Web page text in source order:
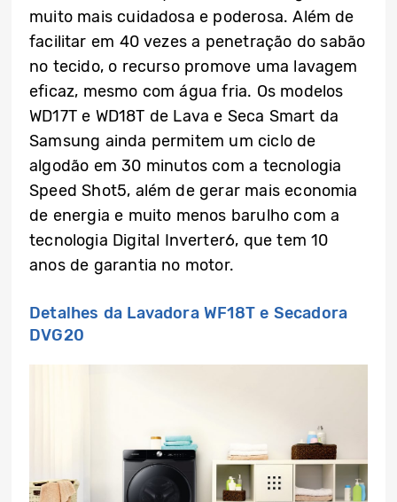
muito mais cuidadosa e poderosa. Além de
facilitar em 40 vezes a penetração do sabão
no tecido, o recurso promove uma lavagem
eficaz, mesmo com água fria. Os modelos
WD17T e WD18T de Lava e Seca Smart da
Samsung ainda permitem um ciclo de
algodão em 30 minutos com a tecnologia
Speed Shot5, além de gerar mais economia
de energia e muito menos barulho com a
tecnologia Digital Inverter6, que tem 10
anos de garantia no motor.
Detalhes da Lavadora WF18T e Secadora
DVG20